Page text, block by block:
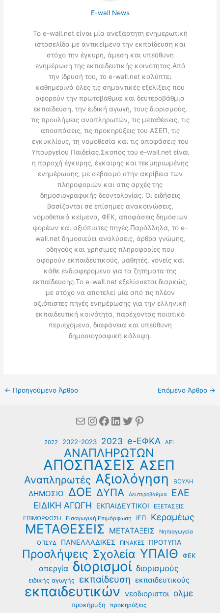
E-wall News
Το e-wall.net είναι μία ανεξάρτητη ενημερωτική
ιστοσελίδα με αντικείμενο την εκπαίδευση και
στόχο την έγκυρη, άμεση και υπεύθυνη
ενημέρωση της εκπαιδευτικής κοινότητας.Από
την ίδρυσή του, το e-wall.net καλύπτει
καθημερινά όλες τις σημαντικές εξελίξεις που
αφορούν την πρωτοβάθμια και δευτεροβάθμια
εκπαίδευση, την ειδική αγωγή, τους διορισμούς,
τις προσλήψεις αναπληρωτών, τις μεταθέσεις, τις
αποσπάσεις, τις προκηρύξεις του ΑΣΕΠ, τις
εγκυκλίους, τη νομοθεσία και τις αποφάσεις του
Υπουργείου Παιδείας.Σκοπός του e-wall.net είναι
η παροχή έγκυρης, έγκαιρης και τεκμηριωμένης
ενημέρωσης, με σεβασμό στην ακρίβεια των
πληροφοριών και στις αρχές της
δημοσιογραφικής δεοντολογίας. Οι ειδήσεις
βασίζονται σε επίσημες ανακοινώσεις,
νομοθετικά κείμενα, ΦΕΚ, αποφάσεις δημόσιων
φορέων και αξιόπιστες πηγές.Παράλληλα, το e-
wall.net δημοσιεύει αναλύσεις, άρθρα γνώμης,
οδηγούς και χρήσιμες πληροφορίες που
αφορούν εκπαιδευτικούς, μαθητές, γονείς και
κάθε ενδιαφερόμενο για τα ζητήματα της
εκπαίδευσης.Το e-wall.net εξελίσσεται διαρκώς,
με στόχο να αποτελεί μία από τις πλέον
αξιόπιστες πηγές ενημέρωσης για την ελληνική
εκπαιδευτική κοινότητα, παρέχοντας ποιοτικό
περιεχόμενο, διαφάνεια και υπεύθυνη
δημοσιογραφική κάλυψη.
← Προηγούμενο Άρθρο Επόμενο Άρθρο →
MailInstagram
Facebook
Linkedin
Twitter
Pinterest
2022 2022-2023 2023 e-ΕΦΚΑ ΑΕΙ
ΑΝΑΠΛΗΡΩΤΩΝ
ΑΠΟΣΠΑΣΕΙΣ ΑΣΕΠ
Αναπληρωτές Αξιολόγηση ΒΟΥΛΗ
ΔΗΜΟΣΙΟ ΔΟΕ ΔΥΠΑ Δευτεροβάθμια ΕΑΕ
ΕΙΔΙΚΗ ΑΓΩΓΗ ΕΚΠΑΙΔΕΥΤΙΚΟΙ ΕΞΕΤΑΣΕΙΣ
ΕΠΙΜΟΡΦΩΣΗ Εισαγωγική Επιμόρφωση ΙΕΠ Κεραμέως
ΜΕΤΑΘΕΣΕΙΣ ΜΕΤΑΤΑΞΕΙΣ
Νηπιαγωγεία
ΟΠΣΥΔ
ΠΑΝΕΛΛΑΔΙΚΕΣ ΠΙΝΑΚΕΣ ΠΡΟΤΥΠΑ
Προσλήψεις Σχολεία ΥΠΑΙΘ ΦΕΚ
απεργία διορισμοί διορισμούς
ειδικής αγωγής εκπαίδευση εκπαιδευτικούς
εκπαιδευτικών νεοδιοριστοι ολμε
προκήρυξη προκηρύξεις